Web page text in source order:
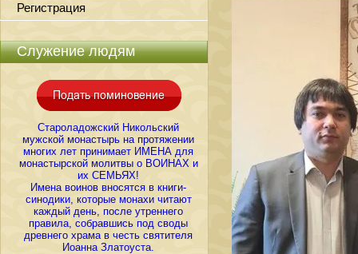
Регистрация
Служение людям
Староладожский Никольский
мужской монастырь на протяжении
многих лет принимает ИМЕНА для
монастырской молитвы о ВОИНАХ и
их СЕМЬЯХ!
Имена воинов вносятся в книги-
синодики, которые монахи читают
каждый день, после утреннего
правила, собравшись под своды
древнего храма в честь святителя
Иоанна Златоуста.